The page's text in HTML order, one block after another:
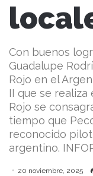
Con buenos
Guadalupe
Rojo en el
II que se realiza
Rojo se
tiempo que
reconocido
argentino.
20 noviembre, 2025